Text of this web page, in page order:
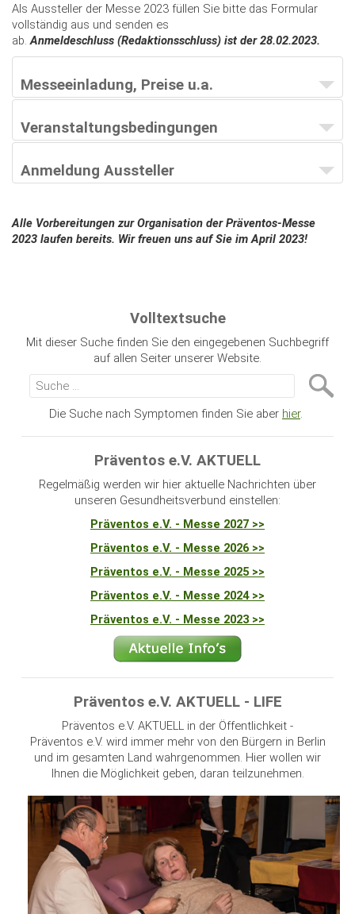
Als Aussteller der Messe 2023 füllen Sie bitte das Formular
vollständig aus und senden es
ab. Anmeldeschluss (Redaktionsschluss) ist der 28.02.2023.
Messeeinladung, Preise u.a.
Veranstaltungsbedingungen
Anmeldung Aussteller
Alle Vorbereitungen zur Organisation der Präventos-Messe
2023 laufen bereits. Wir freuen uns auf Sie im April 2023!
Volltextsuche
Mit dieser Suche finden Sie den eingegebenen Suchbegriff
auf allen Seiter unserer Website.
Die Suche nach Symptomen finden Sie aber hier.
Präventos e.V. AKTUELL
Regelmäßig werden wir hier aktuelle Nachrichten über
unseren Gesundheitsverbund einstellen:
Präventos e.V. - Messe 2027 >>
Präventos e.V. - Messe 2026 >>
Präventos e.V. - Messe 2025 >>
Präventos e.V. - Messe 2024 >>
Präventos e.V. - Messe 2023 >>
Präventos e.V. AKTUELL - LIFE
Präventos e.V. AKTUELL in der Öffentlichkeit -
Präventos e.V. wird immer mehr von den Bürgern in Berlin
und im gesamten Land wahrgenommen. Hier wollen wir
Ihnen die Möglichkeit geben, daran teilzunehmen.